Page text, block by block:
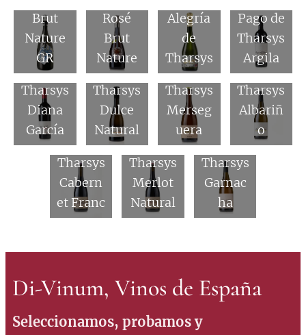
Brut
Nature
GR
Rosé
Brut
Nature
Alegría
de
Tharsys
Pago de
Tharsys
Argila
Pago de
Tharsys
Diana
García
Pago de
Tharsys
Dulce
Natural
Pago de
Tharsys
Merseg
uera
Pago de
Tharsys
Albariñ
o
Pago de
Tharsys
Cabern
et Franc
Pago de
Tharsys
Merlot
Natural
Pago de
Tharsys
Garnac
ha
Di-Vinum, Vinos de España
Seleccionamos, probamos y